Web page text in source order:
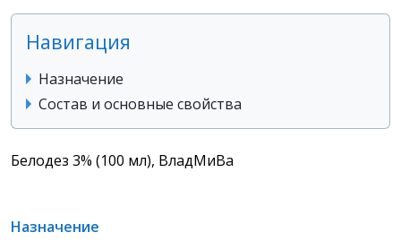
Навигация
Назначение
Состав и основные свойства
Белодез 3% (100 мл), ВладМиВа
Назначение